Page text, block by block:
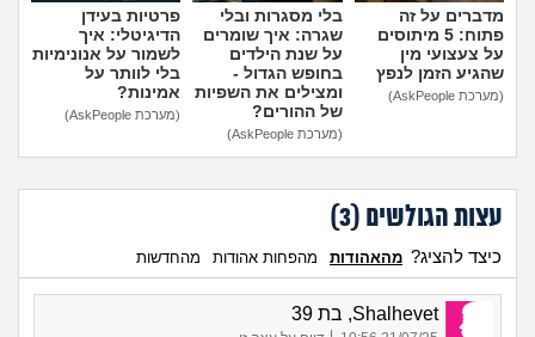
מדברים על זה
פתוח: 5 מיתוסים
על צעצועי מין
שהגיע הזמן לנפץ
(מערכת AskPeople)
בלי מסגרות ובלי
שגרה: איך שומרים
על שנת הילדים
בחופש הגדול -
ומצילים את השפיות
של ההורים?
(מערכת AskPeople)
פרטיות בעידן
הדיגיטלי: איך
לשמור על אנונימיות
בלי לוותר על
אמינות?
(מערכת AskPeople)
עצות הגולשים (3
)
כיצד להציג? מהאהודות מהפחות אהודות מהחדשות
Shalhevet, בת 39